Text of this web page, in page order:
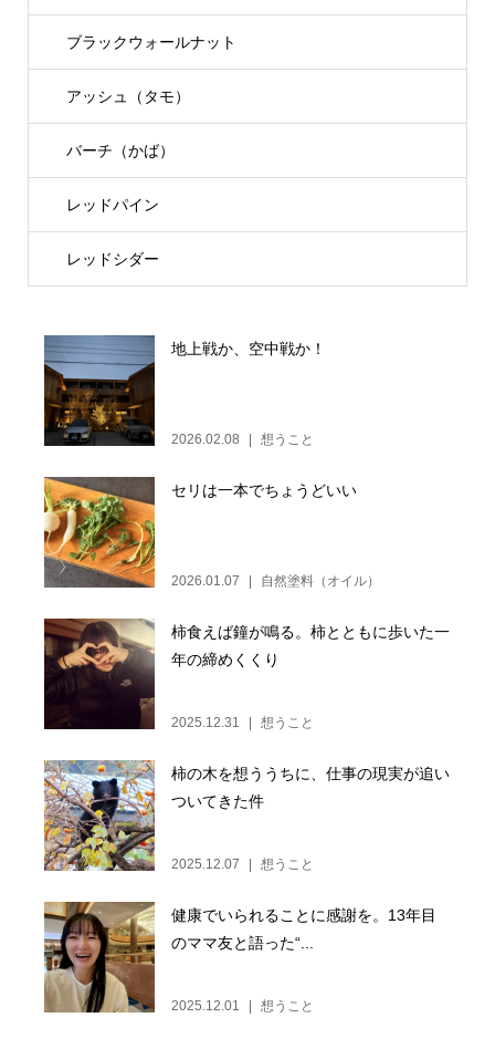
ブラックウォールナット
アッシュ（タモ）
バーチ（かば）
レッドパイン
レッドシダー
地上戦か、空中戦か！
2026.02.08 想うこと
セリは一本でちょうどいい
2026.01.07 自然塗料（オイル）
柿食えば鐘が鳴る。柿とともに歩いた一
年の締めくくり
2025.12.31 想うこと
柿の木を想ううちに、仕事の現実が追い
ついてきた件
2025.12.07 想うこと
健康でいられることに感謝を。13年目
のママ友と語った“...
2025.12.01 想うこと